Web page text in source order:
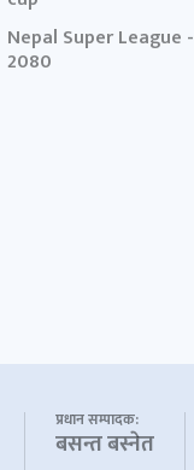
Nepal Super League -
2080
प्रधान सम्पादक:
बसन्त बस्नेत